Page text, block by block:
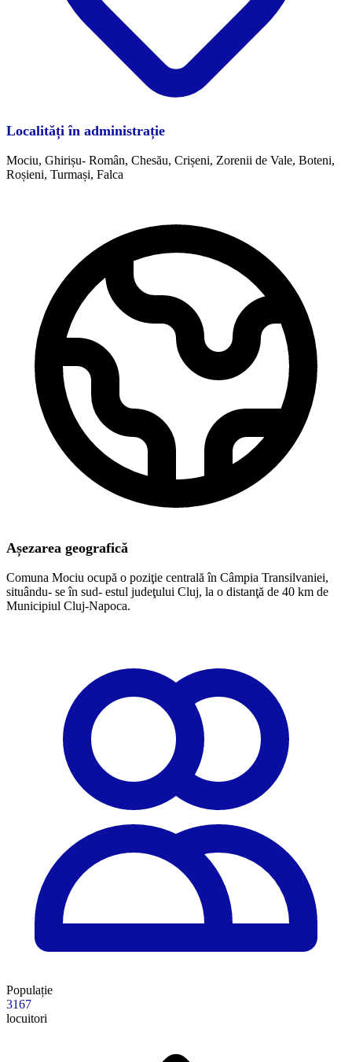
Localități în administrație
Mociu, Ghirișu- Român, Chesău, Crișeni, Zorenii de Vale, Boteni,
Roșieni, Turmași, Falca
Așezarea geografică
Comuna Mociu ocupă o poziţie centrală în Câmpia Transilvaniei,
situându- se în sud- estul judeţului Cluj, la o distanţă de 40 km de
Municipiul Cluj-Napoca.
Populație
3167
locuitori